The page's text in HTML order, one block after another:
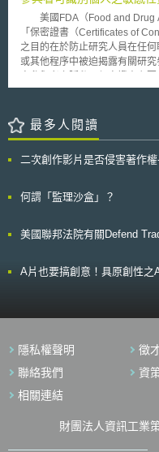
法院（Australian Federal
檢測乳癌與卵巢癌產品的獨占
因）給予專利，不但阻礙了後
發，更提高許多病患接受此檢
自自然產物分離的基因或物質是
將調整原先承認自自然產物分
案的後續發展值得我們關注。
美國FDA（Food and Drug
「保密證書（Certificates of
之目的在於防止研究人員在任
或其他程序中被迫揭露有關研究
物醫學研究、行為研究，臨床
定型保密證書（mandatory
究人員而言，原則上保密證書不
書（discretionary CoC），本
問題之答案應該皆為肯定：(1)
研究措施是否足以保護可識別個人
若結果為核准，則該電子回覆
應執行法律所規定以及FDA於
最多人閱讀
二次創作影片是否侵害著作
何謂「監理沙盒」？
美國聯邦法院有關Defend
A片也要搞創意！具原創性之
隱私權聲明 徵
聯絡我們
資
相關連結
財團法人資訊工業